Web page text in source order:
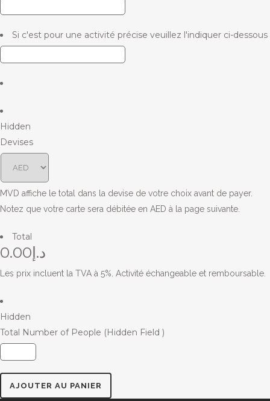
Si c'est pour une activité précise veuillez l'indiquer ci-dessous
Hidden
Devises
MVD affiche le total dans la devise de votre choix avant de payer.
Notez que votre carte sera débitée en AED à la page suivante.
Total
د.إ0.00
Les prix incluent la TVA à 5%. Activité échangeable et remboursable.
Hidden
Total Number of People (Hidden Field )
AJOUTER AU PANIER